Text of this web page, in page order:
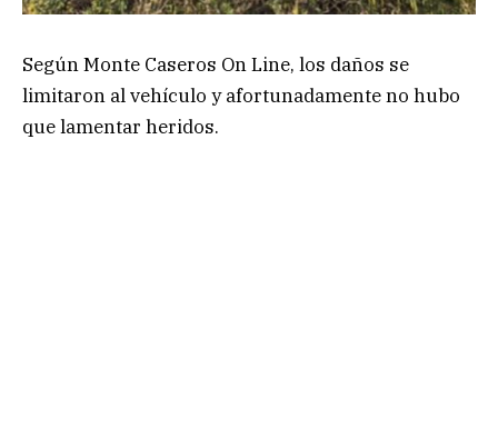
Según Monte Caseros On Line, los daños se
limitaron al vehículo y afortunadamente no hubo
que lamentar heridos.